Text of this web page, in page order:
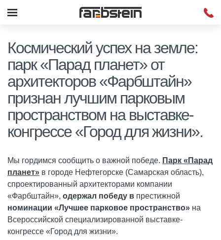
Космический успех на земле:
парк «Парад планет» от
архитекторов «Фарбштайн»
признан лучшим парковым
пространством на выставке-
конгрессе «Город для жизни».
Мы гордимся сообщить о важной победе. Парк «Парад
планет» в городе Нефтегорске (Самарская область),
спроектированный архитекторами компании
«Фарбштайн», одержал победу в престижной
номинации «Лучшее парковое пространство» на
Всероссийской специализированной выставке-
конгрессе «Город для жизни».